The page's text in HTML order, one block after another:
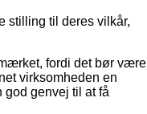
stilling til deres vilkår,
fordi det bør være
virksomheden en
god genvej til at få